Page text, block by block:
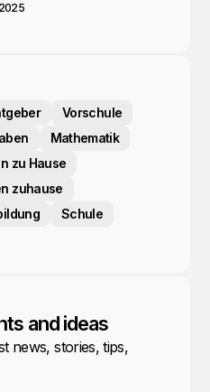
Vorschule
Mathematik
zu Hause
zuhause
Schule
and ideas
news, stories, tips,